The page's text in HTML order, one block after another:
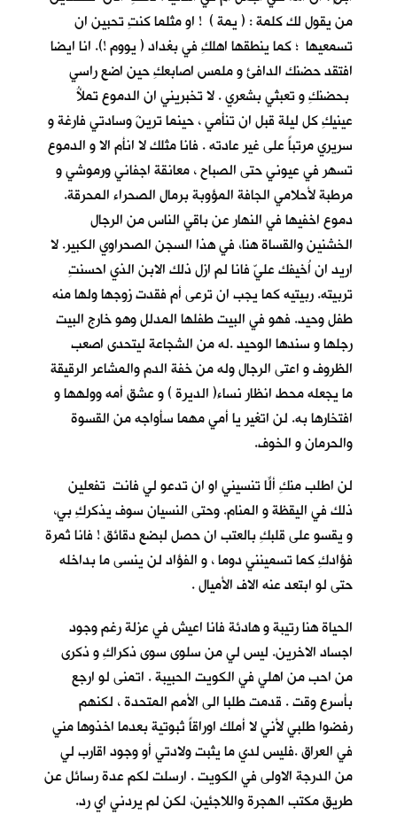
من يقول لك كلمة : ( يمة ) ! او مثلما كنتِ تحبين ان
تسمعيها ؛ كما ينطقها اهلكِ في بغداد ( يووم !). انا ايضا
افتقد حضنك الدافئ و ملمس اصابعكِ حين اضع راسي
بحضنكِ و تعبثي بشعري . لا تخبريني ان الدموع تملأُ
عينيكِ كل ليلة قبل ان تنأمي ، حينما ترينَ وسادتي فارغة و
سريري مرتباً على غير عادته . فانا مثلك لا انأم الا و الدموع
تسهر في عيوني حتى الصباح ، معانقة اجفاني ورموشي و
مرطبة لأحلامي الجافة المؤوبة برمال الصحراء المحرقة.
دموع اخفيها في النهار عن باقي الناس من الرجال
الخشنين والقساة هنا، في هذا السجن الصحراوي الكبير. لا
اريد ان اُخيفك عليّ فانا لم ازل ذلك الابن الذي احسنتِ
تربيته. ربيتيه كما يجب ان ترعى أم فقدت زوجها ولها منه
طفل وحيد. فهو في البيت طفلها المدلل وهو خارج البيت
رجلها و سندها الوحيد .له من الشجاعة ليتحدى اصعب
الظروف و اعتى الرجال وله من خفة الدم والمشاعر الرقيقة
ما يجعله محط انظار نساء( الديرة ) و عشق أمه وولهها و
افتخارها به. لن اتغير يا أمي مهما سأواجه من القسوة
والحرمان و الخوف.
لن اطلب منكِ ألّا تنسيني او ان تدعو لي فانتِ تفعلين
ذلك في اليقظة و المنام. وحتى النسيان سوف يذكركِ بي،
و يقسو على قلبكِ بالعتب ان حصل لبضع دقائق ! فانا ثمرة
فؤادكِ كما تسمينني دوما ، و الفؤاد لن ينسى ما بداخله
حتى لو ابتعد عنه الاف الأميال .
الحياة هنا رتيبة و هادئة فانا اعيش في عزلة رغم وجود
اجساد الاخرين. ليس لي من سلوى سوى ذكراكِ و ذكرى
من احب من اهلي في الكويت الحبيبة . اتمنى لو ارجع
بأسرع وقت . قدمت طلبا الى الأمم المتحدة ، لكنهم
رفضوا طلبي لأني لا أملك اوراقاً ثبوتية بعدما اخذوها مني
في العراق .فليس لدي ما يثبت ولادتي أو وجود اقارب لي
من الدرجة الاولى في الكويت . ارسلت لكم عدة رسائل عن
طريق مكتب الهجرة واللاجئين، لكن لم يردني اي رد.